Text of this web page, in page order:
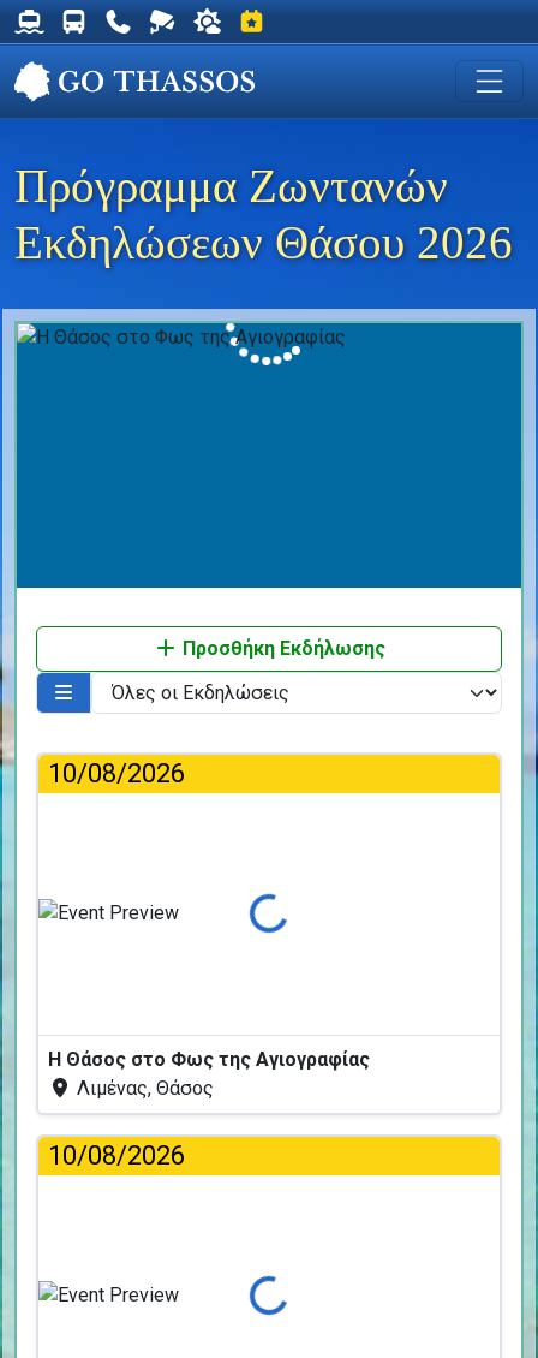
Δρομολόγια Φέρυ για Θάσο
Δρομολόγια Λεωφορείων Θάσου
Χρήσιμα Τηλέφωνα
Ζωντανή Κάμερα στη Χρυσή Ακτή
Ο καιρός στη Θάσο
Εκδηλώσεις στη Θάσο
Πρόγραμμα Ζωντανών
Εκδηλώσεων Θάσου 2026
Προσθήκη Εκδήλωσης
10/08/2026
Φόρτωση...
Η Θάσος στο Φως της Αγιογραφίας
Λιμένας, Θάσος
10/08/2026
Φόρτωση...